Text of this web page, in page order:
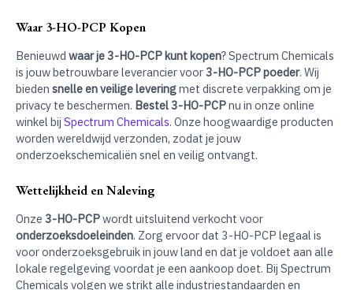
Waar 3-HO-PCP Kopen
Benieuwd waar je 3-HO-PCP kunt kopen? Spectrum Chemicals
is jouw betrouwbare leverancier voor 3-HO-PCP poeder. Wij
bieden snelle en veilige leveringmet discrete verpakking om je
privacy te beschermen. Bestel 3-HO-PCPnu in onze online
winkel bij Spectrum Chemicals. Onze hoogwaardige producten
worden wereldwijd verzonden, zodat je jouw
onderzoekschemicaliën snel en veilig ontvangt.
Wettelijkheid en Naleving
Onze 3-HO-PCPwordt uitsluitend verkocht voor
onderzoeksdoeleinden. Zorg ervoor dat 3-HO-PCP legaal is
voor onderzoeksgebruik in jouw land en dat je voldoet aan alle
lokale regelgeving voordat je een aankoop doet. Bij Spectrum
Chemicals volgen we strikt alle industriestandaarden en